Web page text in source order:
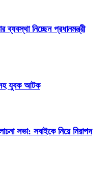
নিচ্ছেন প্রধানমন্ত্রী
যুবক আটক
সভা: সবাইকে নিয়ে নিরাপদ